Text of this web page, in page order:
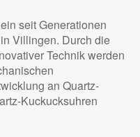
seit Generationen
Villingen. Durch die
Technik werden
an Quartz-
Kuckucksuhren